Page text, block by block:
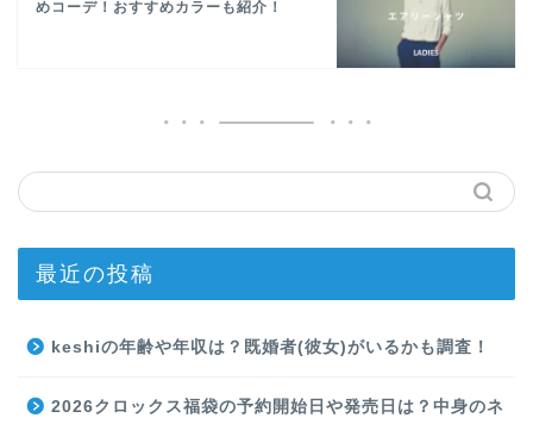
めコーデ！おすすめカラーも紹介！
最近の投稿
keshiの年齢や年収は？既婚者(彼女)がいるかも調査！
2026クロックス福袋の予約開始日や発売日は？中身のネ